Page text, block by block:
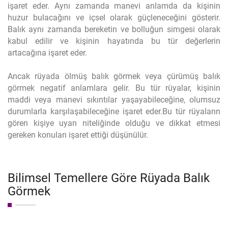
işaret eder. Aynı zamanda manevi anlamda da kişinin
huzur bulacağını ve içsel olarak güçleneceğini gösterir.
Balık aynı zamanda bereketin ve bolluğun simgesi olarak
kabul edilir ve kişinin hayatında bu tür değerlerin
artacağına işaret eder.
Ancak rüyada ölmüş balık görmek veya çürümüş balık
görmek negatif anlamlara gelir. Bu tür rüyalar, kişinin
maddi veya manevi sıkıntılar yaşayabileceğine, olumsuz
durumlarla karşılaşabileceğine işaret eder.Bu tür rüyaların
gören kişiye uyarı niteliğinde olduğu ve dikkat etmesi
gereken konuları işaret ettiği düşünülür.
Bilimsel Temellere Göre Rüyada Balık
Görmek